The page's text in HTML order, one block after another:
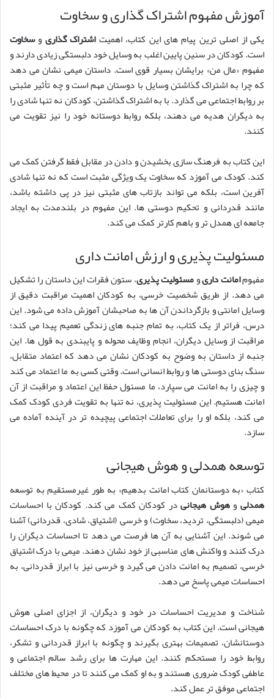
آموزش مفهوم اشتراک گذاری و سخاوت
یکی از اصلی ترین پیام های این کتاب، اهمیتاشتراک گذاری وسخاوت
است. کودکان در سنین پایین اغلب به وسایل خود دلبستگی زیادی دارند و
مفهوم «مال من» برایشان بسیار قوی است. داستان میمی نشان می دهد
که چرا به اشتراک گذاشتن وسایل با دوستان مهم است و چه تأثیر مثبتی
بر روابط اجتماعی می گذارد. با به اشتراک گذاشتن، کودکان نه تنها شادی را
به دیگران هدیه می دهند، بلکه روابط دوستانه خود را نیز تقویت می
کنند.
این کتاب به فرهنگ سازی بخشیدن و دادن در مقابل فقط گرفتن کمک می
کند. کودک می آموزد که سخاوت یک ویژگی مثبت است که نه تنها شادی
آفرین است، بلکه می تواند بازتاب های مثبتی نیز در پی داشته باشد،
مانند قدردانی و تحکیم دوستی ها. این مفهوم در بلندمدت به ایجاد
جامعه ای همدل تر و باهم کارتر کمک می کند.
مسئولیت پذیری و ارزش امانت داری
مفهومامانت داریومسئولیت پذیری، ستون فقرات این داستان را تشکیل
می دهد. از طریق شخصیت خرسی، به کودکان اهمیت مراقبت دقیق از
وسایل امانتی و بازگرداندن آن ها به صاحبشان آموزش داده می شود. این
درس، فراتر از یک کتاب، به تمام جنبه های زندگی تعمیم پیدا می کند؛
مراقبت از وسایل دیگران، انجام وظایف محوله و پایبندی به قول ها. این
جنبه از داستان به وضوح به کودکان نشان می دهد که اعتماد متقابل،
سنگ بنای دوستی ها و روابط انسانی است. وقتی کسی به ما اعتماد می کند
و چیزی را به امانت می سپارد، ما مسئول حفظ این اعتماد و مراقبت از آن
امانت هستیم. این مسئولیت پذیری، نه تنها به تقویت فردی کودک کمک
می کند، بلکه او را برای تعاملات اجتماعی پیچیده تر در آینده آماده می
سازد.
توسعه همدلی و هوش هیجانی
کتاب «به دوستانمان کتاب امانت بدهیم» به طور غیرمستقیم به توسعه
همدلیوهوش هیجانیدر کودکان کمک می کند. کودکان با احساسات
میمی (دلبستگی، تردید، سخاوت) و خرسی (اشتیاق، شادی، قدردانی) آشنا
می شوند. این آشنایی به آن ها فرصت می دهد تا احساسات دیگران را
درک کنند و واکنش های مناسبی از خود نشان دهند. میمی با درک اشتیاق
خرسی، تصمیم به امانت دادن می گیرد و خرسی نیز با ابراز قدردانی، به
احساسات میمی پاسخ می دهد.
شناخت و مدیریت احساسات در خود و دیگران، از اجزای اصلی هوش
هیجانی است. این کتاب به کودکان می آموزد که چگونه با درک احساسات
دوستانشان، تصمیمات بهتری بگیرند و چگونه با ابراز قدردانی و تشکر،
روابط خود را مستحکم کنند. این مهارت ها برای رشد سالم اجتماعی و
عاطفی کودک ضروری هستند و به او کمک می کنند تا در محیط های مختلف
اجتماعی موفق تر عمل کند.